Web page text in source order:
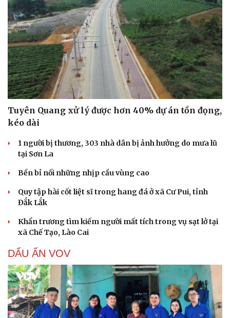
Tuyên Quang xử lý được hơn 40% dự án tồn đọng,
kéo dài
1 người bị thương, 303 nhà dân bị ảnh hưởng do mưa lũ
tại Sơn La
Bền bỉ nối những nhịp cầu vùng cao
Quy tập hài cốt liệt sĩ trong hang đá ở xã Cư Pui, tỉnh
Đắk Lắk
Khẩn trương tìm kiếm người mất tích trong vụ sạt lở tại
xã Chế Tạo, Lào Cai
DẤU ẤN VOV